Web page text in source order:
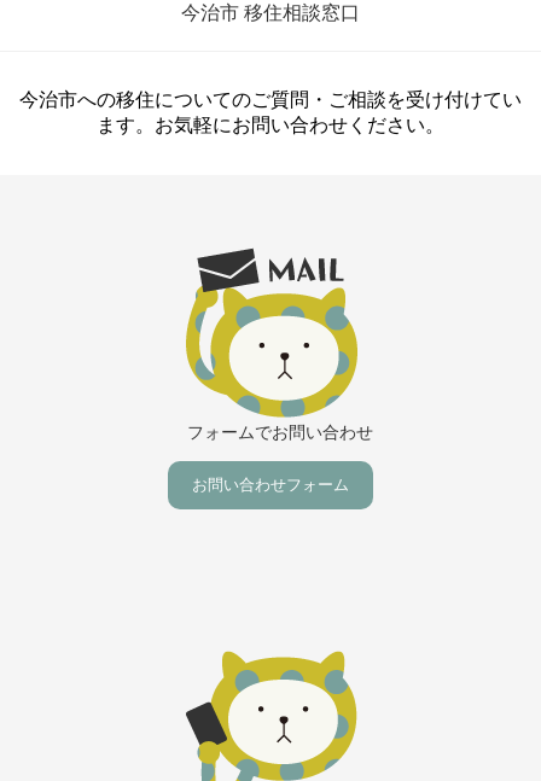
今治市 移住相談窓口
今治市への移住についてのご質問・ご相談を受け付けてい
ます。お気軽にお問い合わせください。
フォームでお問い合わせ
お問い合わせフォーム